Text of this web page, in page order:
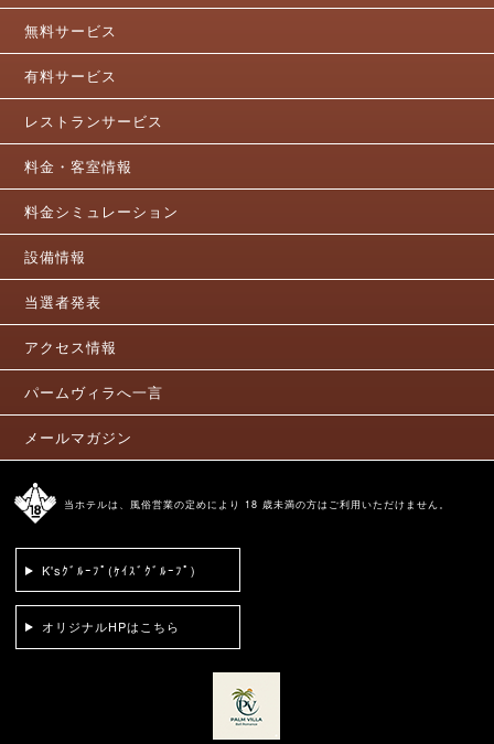
無料サービス
有料サービス
レストランサービス
料金・客室情報
料金シミュレーション
設備情報
当選者発表
アクセス情報
パームヴィラへ一言
メールマガジン
当ホテルは、風俗営業の定めにより 18 歳未満の方はご利用いただけません。
K'sｸﾞﾙｰﾌﾟ(ｹｲｽﾞｸﾞﾙｰﾌﾟ)
オリジナルHPはこちら